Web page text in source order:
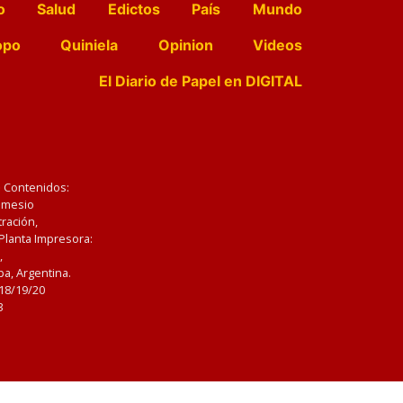
Salud Edictos País
Mundo
Quiniela Opinion
Videos
El Diario de Papel en DIGITAL
Impresora:
Argentina.
19/20